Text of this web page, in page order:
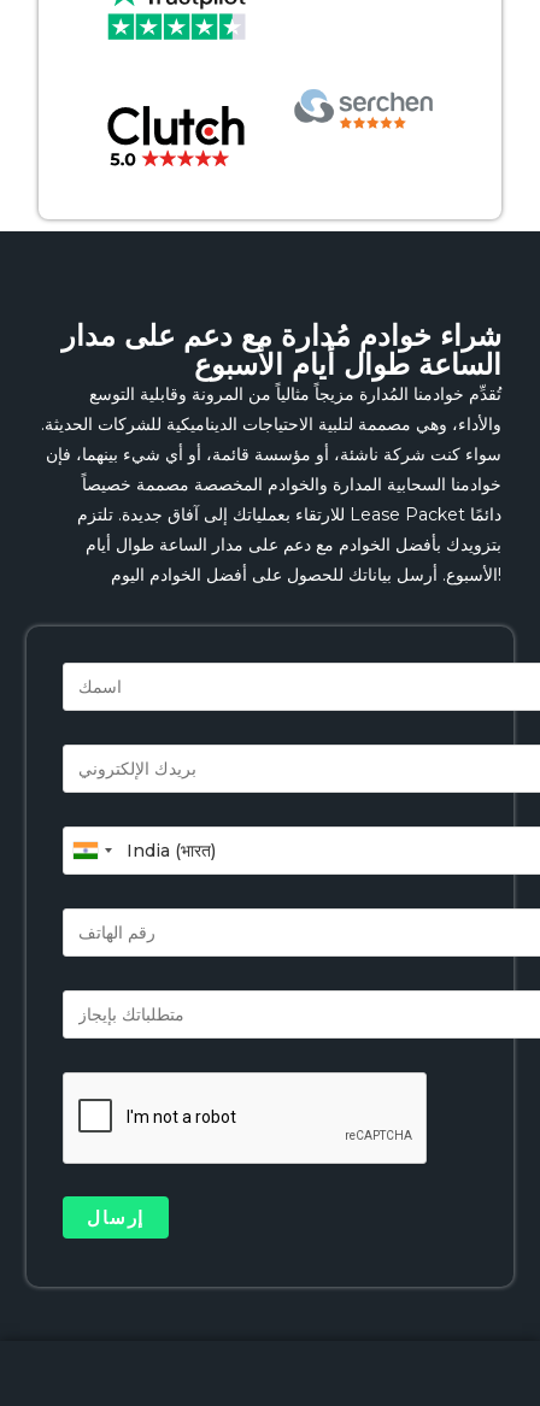
شراء خوادم مُدارة مع دعم على مدار
الساعة طوال أيام الأسبوع
تُقدِّم خوادمنا المُدارة مزيجاً مثالياً من المرونة وقابلية التوسع
والأداء، وهي مصممة لتلبية الاحتياجات الديناميكية للشركات الحديثة.
سواء كنت شركة ناشئة، أو مؤسسة قائمة، أو أي شيء بينهما، فإن
خوادمنا السحابية المدارة والخوادم المخصصة مصممة خصيصاً
للارتقاء بعملياتك إلى آفاق جديدة. تلتزم Lease Packet دائمًا
بتزويدك بأفضل الخوادم مع دعم على مدار الساعة طوال أيام
الأسبوع. أرسل بياناتك للحصول على أفضل الخوادم اليوم!